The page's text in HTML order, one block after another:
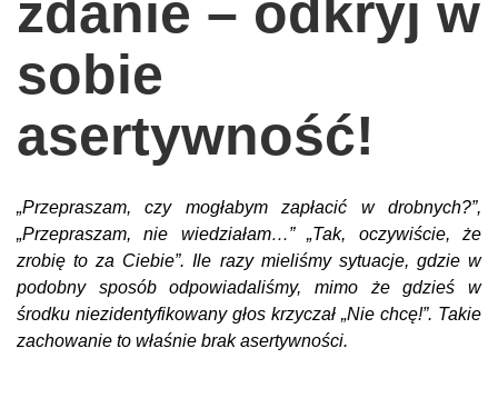
sposób na życie
podróże
zrób to sam
EKO – Styl
praca
galerie
zdanie – odkryj w
sobie
asertywność!
„Przepraszam, czy mogłabym zapłacić w drobnych?”,
„Przepraszam, nie wiedziałam…” „Tak, oczywiście, że
zrobię to za Ciebie”. Ile razy mieliśmy sytuacje, gdzie w
podobny sposób odpowiadaliśmy, mimo że gdzieś w
środku niezidentyfikowany głos krzyczał „Nie chcę!”. Takie
zachowanie to właśnie brak asertywności.